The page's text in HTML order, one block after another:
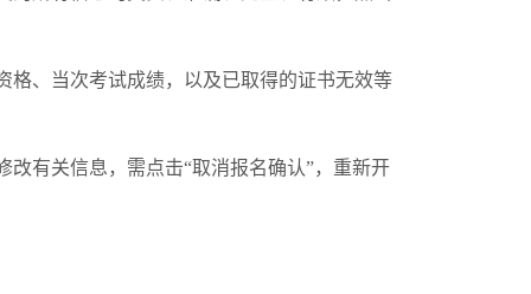
、当次考试成绩，以及已取得的证书无效等
有关信息，需点击“取消报名确认”，重新开